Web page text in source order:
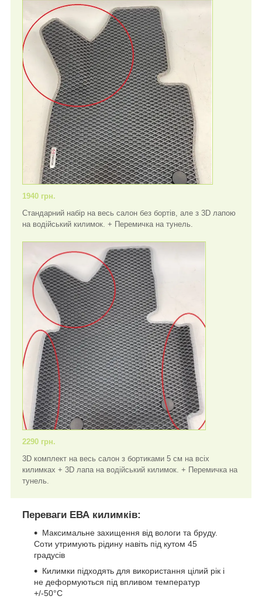
1940 грн.
Стандарний набір на весь салон без бортів, але з 3D лапою
на водійський килимок. + Перемичка на тунель.
2290 грн.
3D комплект на весь салон з бортиками 5 см на всіх
килимках + 3D лапа на водійський килимок. + Перемичка на
тунель.
Переваги ЕВА килимків:
Максимальне захищення від вологи та бруду.
Соти утримують рідину навіть під кутом 45
градусів
Килимки підходять для використання цілий рік і
не деформуються під впливом температур
+/-50°C